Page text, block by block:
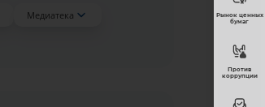
Медиатека
Рынок ценных
бумаг
Против
коррупции